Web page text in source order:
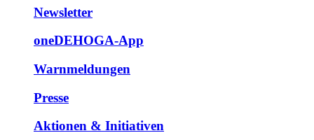
Newsletter
oneDEHOGA-App
Warnmeldungen
Presse
Aktionen & Initiativen